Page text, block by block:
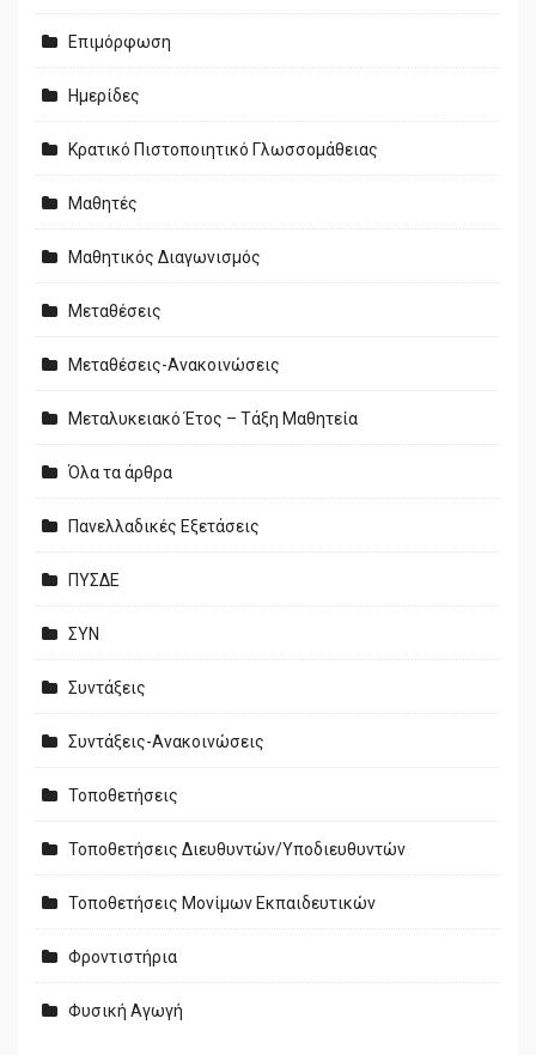
Επιμόρφωση
Ημερίδες
Κρατικό Πιστοποιητικό Γλωσσομάθειας
Μαθητές
Μαθητικός Διαγωνισμός
Μεταθέσεις
Μεταθέσεις-Ανακοινώσεις
Μεταλυκειακό Έτος – Τάξη Μαθητεία
Όλα τα άρθρα
Πανελλαδικές Εξετάσεις
ΠΥΣΔΕ
ΣΥΝ
Συντάξεις
Συντάξεις-Ανακοινώσεις
Τοποθετήσεις
Τοποθετήσεις Διευθυντών/Υποδιευθυντών
Τοποθετήσεις Μονίμων Εκπαιδευτικών
Φροντιστήρια
Φυσική Αγωγή